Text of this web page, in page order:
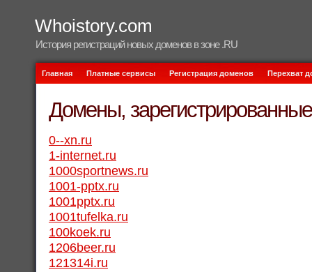
Whoistory.com
История регистраций новых доменов в зоне .RU
Главная Платные сервисы Регистрация доменов Перехват
Домены,
0--xn.ru
1-internet.ru
1000sportnews.ru
1001-pptx.ru
1001pptx.ru
1001tufelka.ru
100koek.ru
1206beer.ru
121314i.ru